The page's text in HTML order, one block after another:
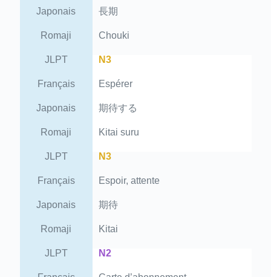
Japonais 長期
Romaji Chouki
JLPT N3
Français Espérer
Japonais 期待する
Romaji Kitai suru
JLPT N3
Français Espoir, attente
Japonais 期待
Romaji Kitai
JLPT N2